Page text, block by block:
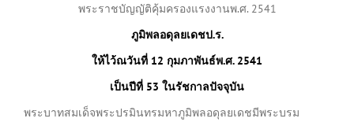
พระราชบัญญัติคุ้มครองแรงงานพ.ศ. 2541
ภูมิพลอดุลยเดชป.ร.
ให้ไว้ณวันที่ 12 กุมภาพันธ์พ.ศ. 2541
เป็นปีที่ 53 ในรัชกาลปัจจุบัน
พระบาทสมเด็จพระปรมินทรมหาภูมิพลอดุลยเดชมีพระบรม